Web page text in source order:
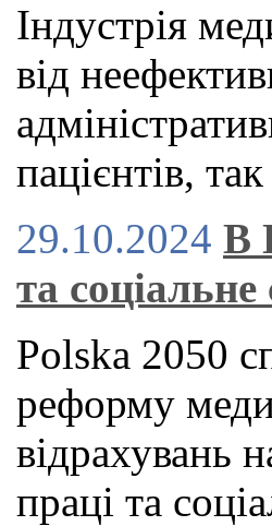
Індустрія
від
пацієнтів,
29.10.2024 В
та
Polska 2050
реформу
відрахувань
праці та